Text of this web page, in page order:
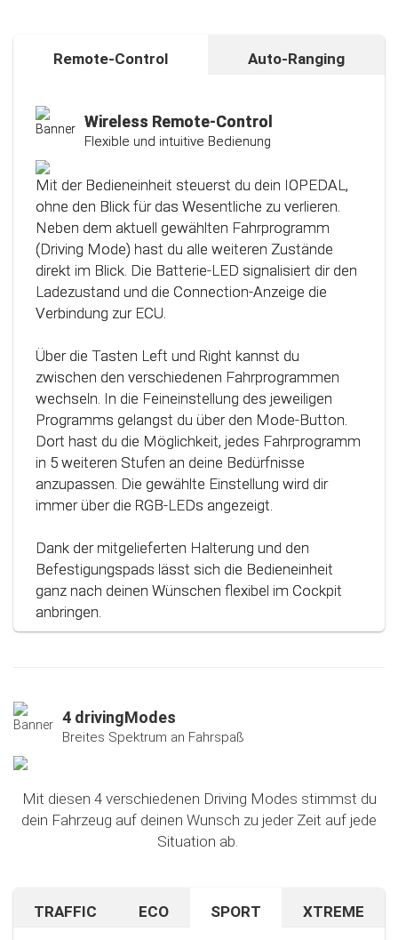
Remote-Control Auto-Ranging
Wireless Remote-Control
Flexible und intuitive Bedienung
Mit der Bedieneinheit steuerst du dein IOPEDAL,
ohne den Blick für das Wesentliche zu verlieren.
Neben dem aktuell gewählten Fahrprogramm
(Driving Mode) hast du alle weiteren Zustände
direkt im Blick. Die Batterie-LED signalisiert dir den
Ladezustand und die Connection-Anzeige die
Verbindung zur ECU.
Über die Tasten Left und Right kannst du
zwischen den verschiedenen Fahrprogrammen
wechseln. In die Feineinstellung des jeweiligen
Programms gelangst du über den Mode-Button.
Dort hast du die Möglichkeit, jedes Fahrprogramm
in 5 weiteren Stufen an deine Bedürfnisse
anzupassen. Die gewählte Einstellung wird dir
immer über die RGB-LEDs angezeigt.
Dank der mitgelieferten Halterung und den
Befestigungspads lässt sich die Bedieneinheit
ganz nach deinen Wünschen flexibel im Cockpit
anbringen.
Kalibrierungsfunktion
Das Steuergerät (ECU) verfügt über eine
intelligente Kalibrierfunktion. Direkt nach dem
Einbau des IOPEDAL werden alle notwendigen
Informationen des Gaspedals automatisch
analysiert und zu einem optimierten individuellen
Kennfeld verarbeitet. Dadurch werden die
einzelnen Fahrmodi (Fahrprogramme)
automatisch an die Charakteristik des Gaspedals
Technologie werden alle Potenziale deines
Fahrzeuges erkannt und können optimal genutzt
werden.
4 drivingModes
Breites Spektrum an Fahrspaß
Mit diesen 4 verschiedenen Driving Modes stimmst du
dein Fahrzeug auf deinen Wunsch zu jeder Zeit auf jede
Situation ab.
TRAFFIC ECO SPORT XTREME
Bist du auf unbekanntem Terrain oder in dichtem
Sparen beim Fahren? Mit diesem cleveren
Falls du nach dem Ausprobieren unseres Sport-